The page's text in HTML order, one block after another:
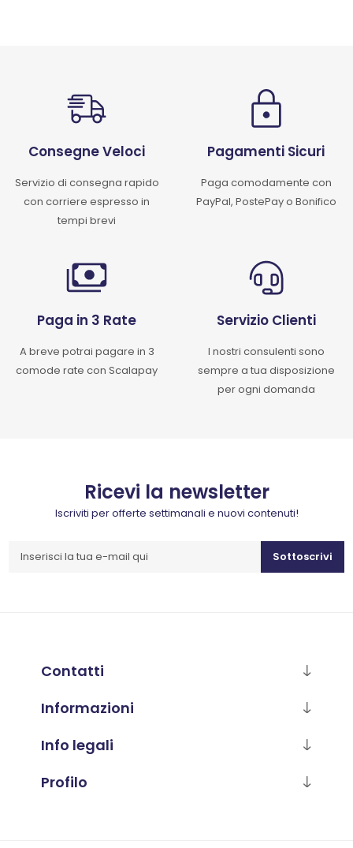
Consegne Veloci
Servizio di consegna rapido
con corriere espresso in
tempi brevi
Pagamenti Sicuri
Paga comodamente con
PayPal, PostePay o Bonifico
Paga in 3 Rate
A breve potrai pagare in 3
comode rate con Scalapay
Servizio Clienti
I nostri consulenti sono
sempre a tua disposizione
per ogni domanda
Ricevi la newsletter
Iscriviti per offerte settimanali e nuovi contenuti!
Sottoscrivi
Contatti
Informazioni
Info legali
Profilo